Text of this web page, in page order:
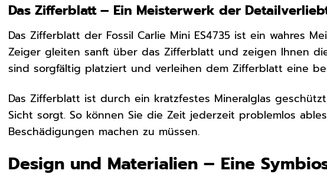
Das Zifferblatt – Ein Meisterwerk der
Das Zifferblatt der Fossil Carlie Mini ES4735 ist ein wahres
Zeiger gleiten sanft über das Zifferblatt und zeigen Ihnen
sind sorgfältig platziert und verleihen dem Zifferblatt eine
Das Zifferblatt ist durch ein kratzfestes Mineralglas
Sicht sorgt. So können Sie die Zeit jederzeit problemlos
Beschädigungen machen zu müssen.
Design und Materialien – Eine